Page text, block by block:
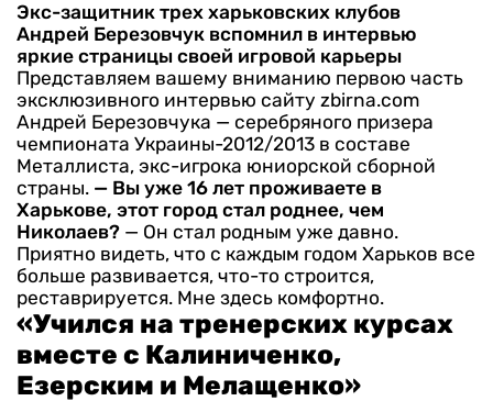
Экс-защитник трех харьковских клубов
Андрей Березовчук вспомнил в интервью
яркие страницы своей игровой карьеры
Представляем вашему вниманию первою часть
эксклюзивного интервью сайту zbirna.com
Андрей Березовчука — серебряного призера
чемпионата Украины-2012/2013 в составе
Металлиста, экс-игрока юниорской сборной
страны. — Вы уже 16 лет проживаете в
Харькове, этот город стал роднее, чем
Николаев? — Он стал родным уже давно.
Приятно видеть, что с каждым годом Харьков все
больше развивается, что-то строится,
реставрируется. Мне здесь комфортно.
«Учился на тренерских курсах
вместе с Калиниченко,
Езерским и Мелащенко»